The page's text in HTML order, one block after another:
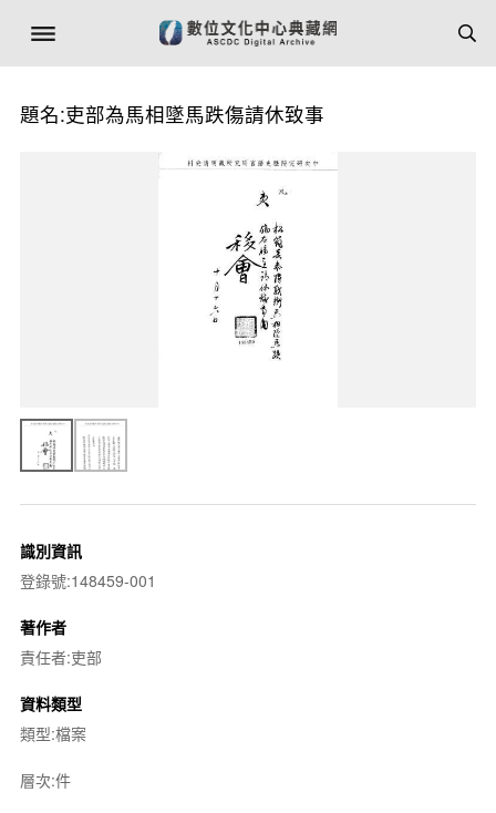
題名:吏部為馬相墜馬跌傷請休致事
識別資訊
登錄號:148459-001
著作者
責任者:吏部
資料類型
類型:檔案
層次:件